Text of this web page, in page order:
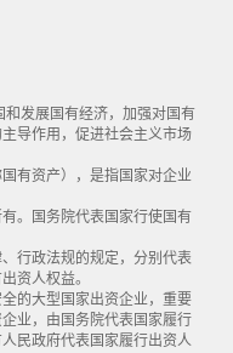
发展国有经济，加强对国有
导作用，促进社会主义市场
有资产），是指国家对企业
。国务院代表国家行使国有
行政法规的规定，分别代表
资人权益。
的大型国家出资企业，重要
业，由国务院代表国家履行
民政府代表国家履行出资人